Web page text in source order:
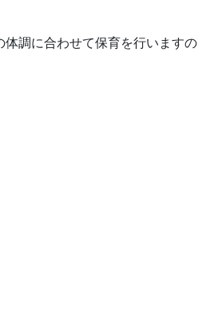
調に合わせて保育を行いますの